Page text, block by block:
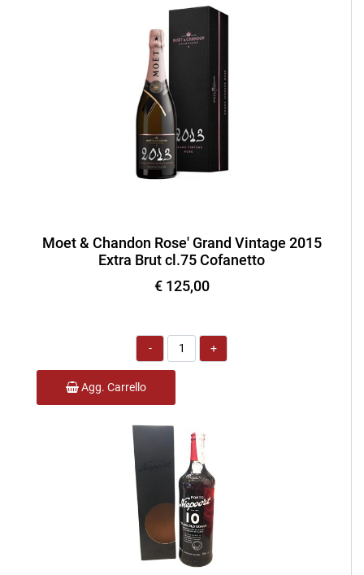
Moet & Chandon Rose' Grand Vintage 2015
Extra Brut cl.75 Cofanetto
€ 125,00
Quantità
Agg. Carrello